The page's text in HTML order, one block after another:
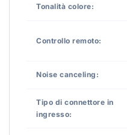
Tonalità colore:
Controllo remoto:
Noise canceling:
Tipo di connettore in
ingresso: